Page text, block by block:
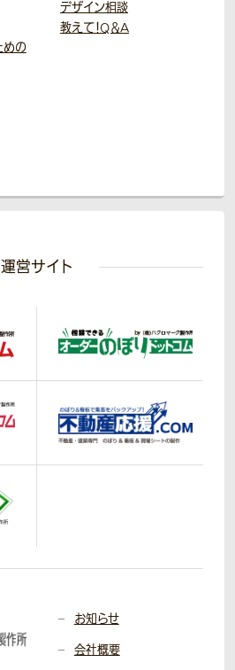
めの
デザイン相談
教えて！Q＆A
運営サイト
お知らせ
会社概要